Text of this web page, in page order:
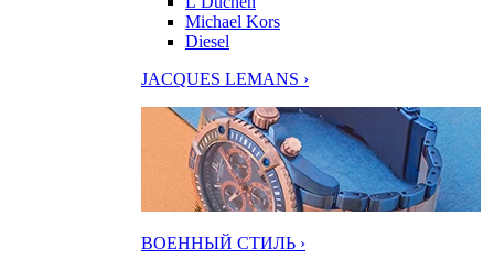
Michael Kors
Diesel
JACQUES LEMANS ›
ВОЕННЫЙ СТИЛЬ ›